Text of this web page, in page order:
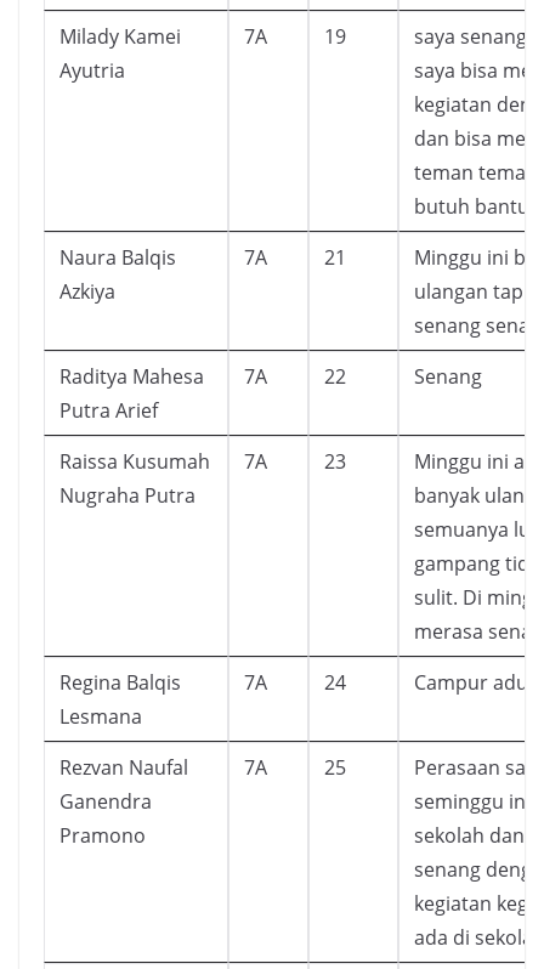
Milady Kamei
Ayutria
7A 19
saya senang
saya bisa
kegiatan
dan bisa
teman teman
butuh
Naura Balqis
Azkiya
7A 21
Minggu ini
ulangan tapi
senang
Raditya Mahesa
Putra Arief
7A 22 Senang
Raissa Kusumah
Nugraha Putra
7A 23
Minggu ini
banyak
semuanya
gampang
sulit. Di
merasa
Regina Balqis
Lesmana
7A 24 Campur aduk
Rezvan Naufal
Ganendra
Pramono
7A 25
Perasaan
seminggu ini
sekolah dan
senang
kegiatan
ada di sekolah